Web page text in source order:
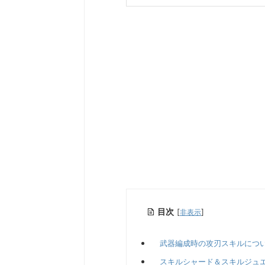
目次 [非表示]
武器編成時の攻刃スキルにつ
スキルシャード＆スキルジュ